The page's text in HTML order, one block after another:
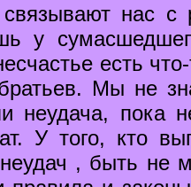
нас с
у
есть
Мы не
неудача, пока
У того, кто
, быть не